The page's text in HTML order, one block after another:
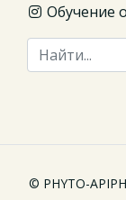
Обучение
© PHYTO-